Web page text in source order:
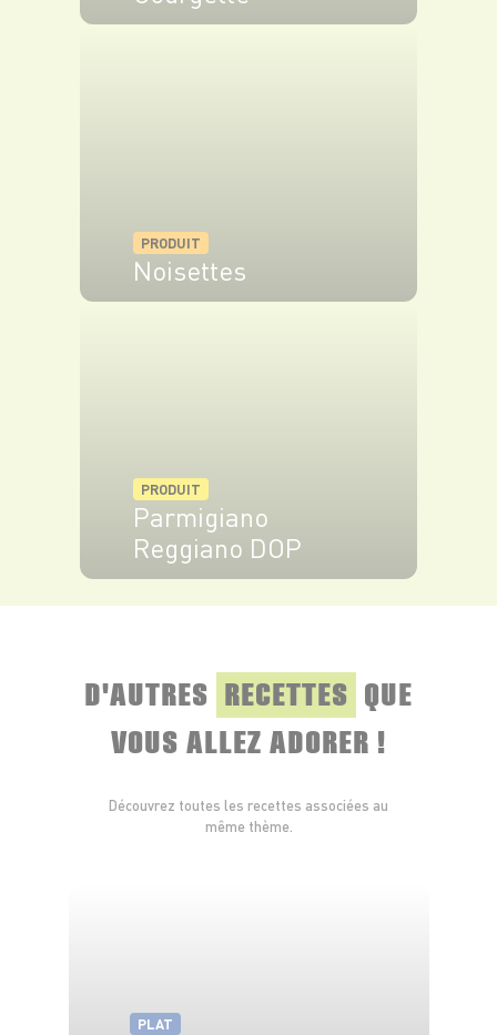
PRODUIT
Noisettes
PRODUIT
Parmigiano
Reggiano DOP
D'AUTRES RECETTES QUE
VOUS ALLEZ ADORER !
Découvrez toutes les recettes associées au
même thème.
PLAT